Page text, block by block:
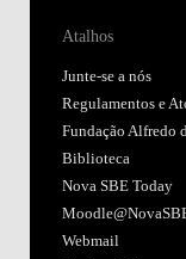
Atalhos
Junte-se a nós
Regulamentos e
Fundação Alfredo
Biblioteca
Nova SBE Today
Webmail